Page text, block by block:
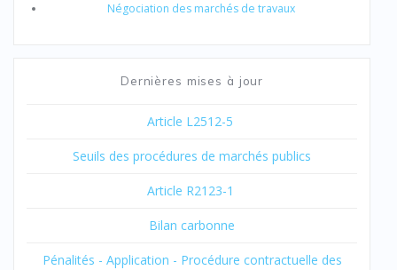
Négociation des marchés de travaux
Dernières mises à jour
Article L2512-5
Seuils des procédures de marchés publics
Article R2123-1
Bilan carbonne
Pénalités - Application - Procédure contractuelle des